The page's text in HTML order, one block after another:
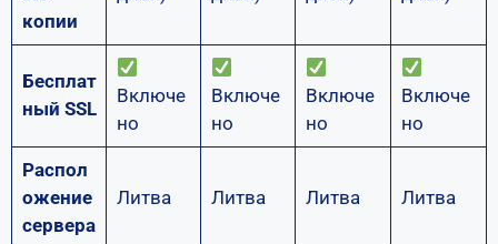
копии
Бесплат
ный SSL
Включе
но
Включе
но
Включе
но
Включе
но
Распол
ожение
сервера
Литва Литва Литва Литва